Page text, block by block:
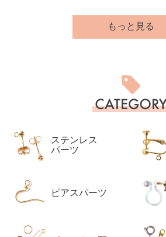
もっと見る
カ
テ
一
ステンレス
パーツ
ピアスパーツ